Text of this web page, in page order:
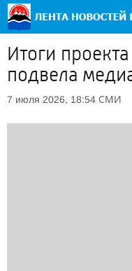
Итоги
подвела
7 июля 2026, 18:54 СМИ